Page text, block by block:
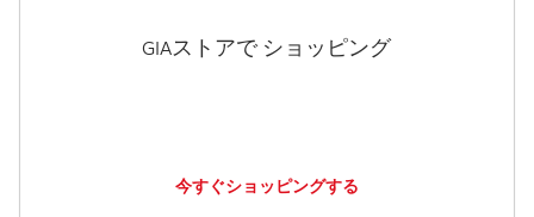
GIAストアで ショッピング
今すぐショッピングする